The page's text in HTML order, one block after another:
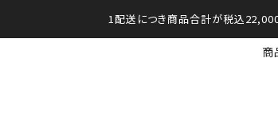
1配送につき商品合計が税込
商